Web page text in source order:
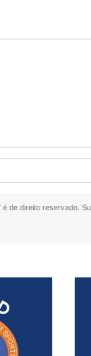
é de direito reservado.